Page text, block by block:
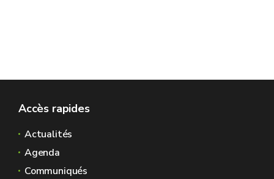
Accès rapides
Actualités
Agenda
Communiqués